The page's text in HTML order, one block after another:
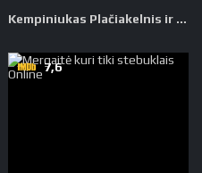
Kempiniukas Plačiakelnis​ ir potvynio zona
7,6